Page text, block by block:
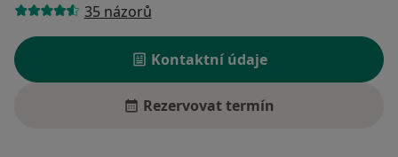
35 názorů
Kontaktní údaje
Rezervovat termín